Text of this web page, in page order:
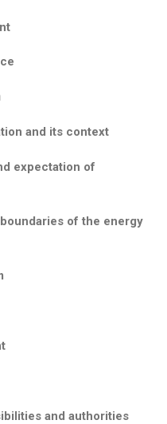
and its context
expectation of
of the energy
and authorities